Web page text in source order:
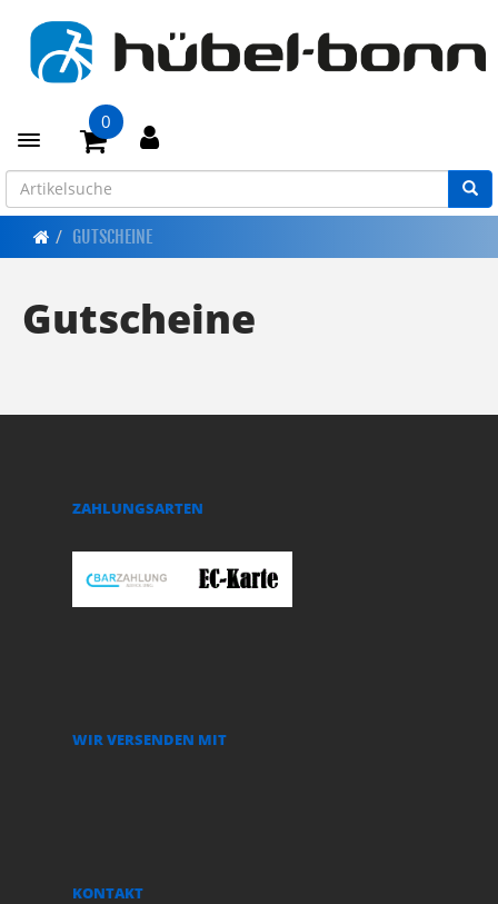
Toggle navigation
0
GUTSCHEINE
Gutscheine
ZAHLUNGSARTEN
WIR VERSENDEN MIT
KONTAKT